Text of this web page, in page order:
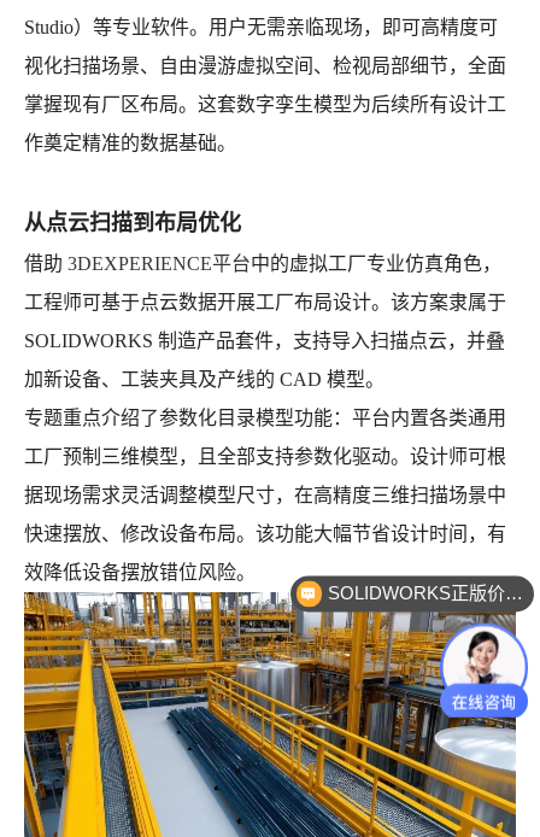
Studio）等专业软件。用户无需亲临现场，即可高精度可
视化扫描场景、自由漫游虚拟空间、检视局部细节，全面
掌握现有厂区布局。这套数字孪生模型为后续所有设计工
作奠定精准的数据基础。
从点云扫描到布局优化
借助 3DEXPERIENCE平台中的虚拟工厂专业仿真角色，
工程师可基于点云数据开展工厂布局设计。该方案隶属于
SOLIDWORKS 制造产品套件，支持导入扫描点云，并叠
加新设备、工装夹具及产线的 CAD 模型。
专题重点介绍了参数化目录模型功能：平台内置各类通用
工厂预制三维模型，且全部支持参数化驱动。设计师可根
据现场需求灵活调整模型尺寸，在高精度三维扫描场景中
快速摆放、修改设备布局。该功能大幅节省设计时间，有
效降低设备摆放错位风险。
SOLIDWORKS正版价格？